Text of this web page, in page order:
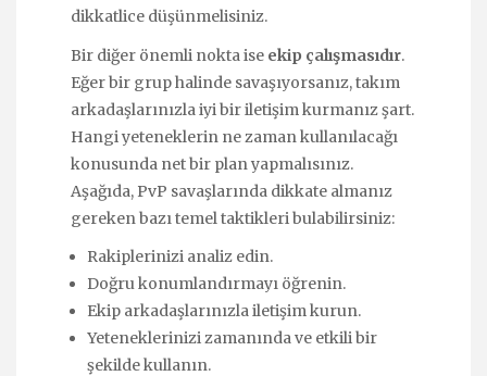
dikkatlice düşünmelisiniz.
Bir diğer önemli nokta ise ekip çalışmasıdır.
Eğer bir grup halinde savaşıyorsanız, takım
arkadaşlarınızla iyi bir iletişim kurmanız şart.
Hangi yeteneklerin ne zaman kullanılacağı
konusunda net bir plan yapmalısınız.
Aşağıda, PvP savaşlarında dikkate almanız
gereken bazı temel taktikleri bulabilirsiniz:
Rakiplerinizi analiz edin.
Doğru konumlandırmayı öğrenin.
Ekip arkadaşlarınızla iletişim kurun.
Yeteneklerinizi zamanında ve etkili bir
şekilde kullanın.